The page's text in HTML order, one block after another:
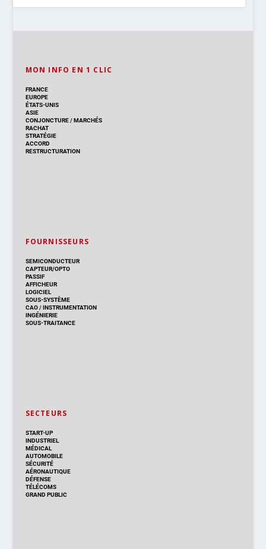
MON INFO EN 1 CLIC
FRANCE
EUROPE
ÉTATS-UNIS
ASIE
CONJONCTURE/MARCHÉS
RACHAT
STRATÉGIE
ACCORD
RESTRUCTURATION
FOURNISSEURS
SEMICONDUCTEUR
CAPTEUR/OPTO
PASSIF
AFFICHEUR
LOGICIEL
SOUS-SYSTÈME
CAO/INSTRUMENTATION
INGÉNIERIE
SOUS-TRAITANCE
SECTEURS
START-UP
INDUSTRIEL
MÉDICAL
AUTOMOBILE
SÉCURITÉ
AÉRONAUTIQUE
DÉFENSE
TÉLÉCOMS
GRAND PUBLIC